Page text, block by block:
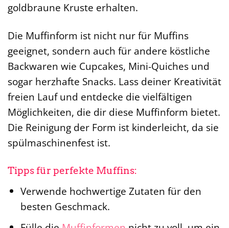
goldbraune Kruste erhalten.
Die Muffinform ist nicht nur für Muffins
geeignet, sondern auch für andere köstliche
Backwaren wie Cupcakes, Mini-Quiches und
sogar herzhafte Snacks. Lass deiner Kreativität
freien Lauf und entdecke die vielfältigen
Möglichkeiten, die dir diese Muffinform bietet.
Die Reinigung der Form ist kinderleicht, da sie
spülmaschinenfest ist.
Tipps für perfekte Muffins:
Verwende hochwertige Zutaten für den
besten Geschmack.